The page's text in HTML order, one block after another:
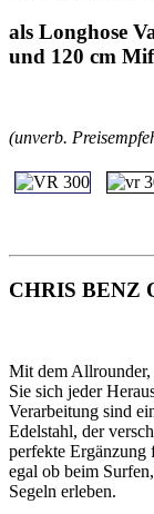
als Longhose
und 120 cm
(unverb.
CHRIS BENZ
Mit dem
Sie sich jeder
Verarbeitung sind
Edelstahl, der
perfekte
egal ob beim
Segeln erleben.